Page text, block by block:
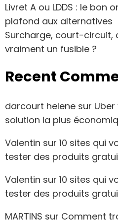
Livret A ou LDDS : le bon
plafond aux alternatives
Surcharge, court-circuit,
vraiment un fusible ?
Recent
darcourt helene sur Uber
solution la plus
Valentin sur 10 sites qui
tester des produits
Valentin sur 10 sites qui
tester des produits
MARTINS sur Comment